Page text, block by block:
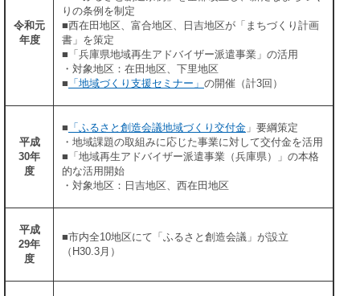
令和元
年度
りの条例を制定
■西在田地区、富合地区、日吉地区が「まちづくり計画
書」を策定
■「兵庫県地域再生アドバイザー派遣事業」の活用
・対象地区：在田地区、下里地区
■ 「地域づくり支援セミナー」 の開催（計3回）
平成
30年
度
■ 「ふるさと創造会議地域づくり交付金 」要綱策定
・地域課題の取組みに応じた事業に対して交付金を活用
■「地域再生アドバイザー派遣事業（兵庫県）」の本格
的な活用開始
・対象地区：日吉地区、西在田地区
平成
29年
度
■市内全10地区にて「ふるさと創造会議」が設立
（H30.3月）